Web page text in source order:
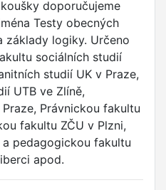
doporučujeme
Testy obecných
základy logiky. Určeno
sociálních studií
studií UK v Praze,
UTB ve Zlíně,
Právnickou fakultu
fakultu ZČU v Plzni,
pedagogickou fakultu
apod.